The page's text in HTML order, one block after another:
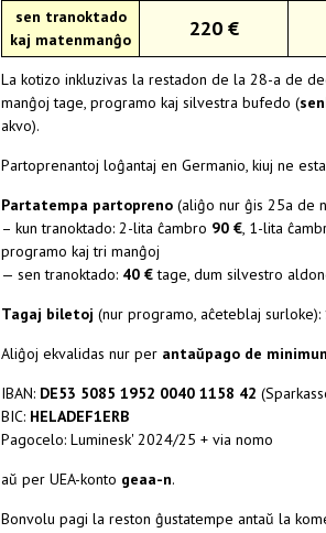
sen tranoktado
kaj matenmanĝo
220 €
La kotizo inkluzivas la restadon de la 28-a de
manĝoj tage, programo kaj silvestra bufedo (
akvo).
Partoprenantoj loĝantaj en Germanio, kiuj ne
Partatempa partopreno (aliĝo nur ĝis 25a de
– kun tranoktado: 2-lita ĉambro 90 €, 1-lita
programo kaj tri manĝoj
— sen tranoktado: 40 €tage, dum silvestro
Tagaj biletoj (nur programo, aĉeteblaj surloke):
Aliĝoj ekvalidas nur per antaŭpago de
IBAN: DE53 5085 1952 0040 1158 42
BIC: HELADEF1ERB
Pagocelo: Luminesk' 2024/25 + via nomo
aŭ per UEA-konto geaa-n.
Bonvolu pagi la reston ĝustatempe antaŭ la